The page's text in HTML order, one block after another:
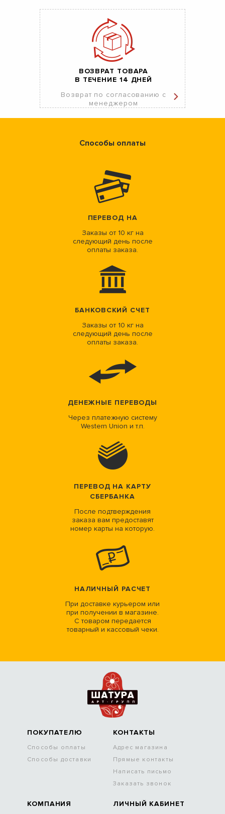
ВОЗВРАТ ТОВАРА
В ТЕЧЕНИЕ 14 ДНЕЙ
Возврат по согласованию с
менеджером
Способы оплаты
ПЕРЕВОД НА
Заказы от 10 кг на
следующий день после
оплаты заказа.
БАНКОВСКИЙ СЧЕТ
Заказы от 10 кг на
следующий день после
оплаты заказа.
ДЕНЕЖНЫЕ ПЕРЕВОДЫ
Через платежную систему
Western Union и т.п.
ПЕРЕВОД НА КАРТУ
СБЕРБАНКА
После подтверждения
заказа вам предоставят
номер карты на которую.
НАЛИЧНЫЙ РАСЧЕТ
При доставке курьером или
при получении в магазине.
С товаром передается
товарный и кассовый чеки.
ПОКУПАТЕЛЮ
Способы оплаты
Способы доставки
КОНТАКТЫ
Адрес магазина
Прямые контакты
Написать письмо
Заказать звонок
КОМПАНИЯ ЛИЧНЫЙ КАБИНЕТ